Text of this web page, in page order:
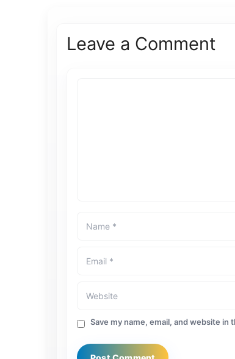
Leave a Comment
Save my name, email, and website